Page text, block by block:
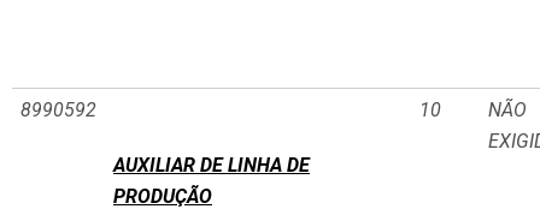
8990592
AUXILIAR DE LINHA DE
PRODUÇÃO
10
NÃO